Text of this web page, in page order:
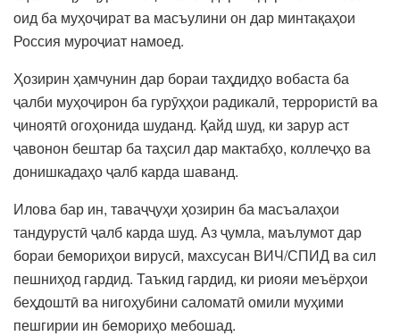
оид ба муҳоҷират ва масъулини он дар минтақаҳои
Россия муроҷиат намоед.
Ҳозирин ҳамчунин дар бораи таҳдидҳо вобаста ба
ҷалби муҳоҷирон ба гурӯҳҳои радикалӣ, террористӣ ва
ҷиноятӣ огоҳонида шуданд. Қайд шуд, ки зарур аст
ҷавонон бештар ба таҳсил дар мактабҳо, коллеҷҳо ва
донишкадаҳо ҷалб карда шаванд.
Илова бар ин, таваҷҷуҳи ҳозирин ба масъалаҳои
тандурустӣ ҷалб карда шуд. Аз ҷумла, маълумот дар
бораи бемориҳои вирусӣ, махсусан ВИЧ/СПИД ва сил
пешниҳод гардид. Таъкид гардид, ки риояи меъёрҳои
беҳдоштӣ ва нигоҳубини саломатӣ омили муҳими
пешгирии ин бемориҳо мебошад.